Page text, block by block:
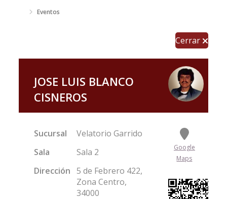
Eventos
Cerrar
JOSE LUIS BLANCO
CISNEROS
Sucursal
Velatorio Garrido
Sala
Sala 2
Dirección 5 de Febrero 422,
Zona Centro,
34000
Google
Maps